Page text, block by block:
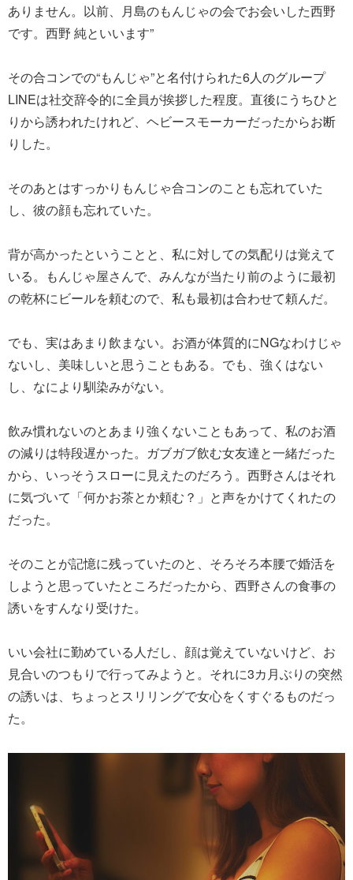
ありません。以前、月島のもんじゃの会でお会いした西野
です。西野 純といいます”
その合コンでの“もんじゃ”と名付けられた6人のグループ
LINEは社交辞令的に全員が挨拶した程度。直後にうちひと
りから誘われたけれど、ヘビースモーカーだったからお断
りした。
そのあとはすっかりもんじゃ合コンのことも忘れていた
し、彼の顔も忘れていた。
背が高かったということと、私に対しての気配りは覚えて
いる。もんじゃ屋さんで、みんなが当たり前のように最初
の乾杯にビールを頼むので、私も最初は合わせて頼んだ。
でも、実はあまり飲まない。お酒が体質的にNGなわけじゃ
ないし、美味しいと思うこともある。でも、強くはない
し、なにより馴染みがない。
飲み慣れないのとあまり強くないこともあって、私のお酒
の減りは特段遅かった。ガブガブ飲む女友達と一緒だった
から、いっそうスローに見えたのだろう。西野さんはそれ
に気づいて「何かお茶とか頼む？」と声をかけてくれたの
だった。
そのことが記憶に残っていたのと、そろそろ本腰で婚活を
しようと思っていたところだったから、西野さんの食事の
誘いをすんなり受けた。
いい会社に勤めている人だし、顔は覚えていないけど、お
見合いのつもりで行ってみようと。それに3カ月ぶりの突然
の誘いは、ちょっとスリリングで女心をくすぐるものだっ
た。